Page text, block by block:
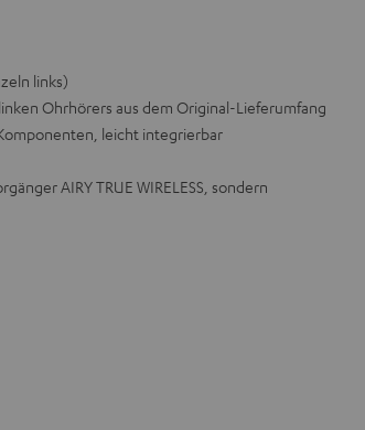
links)
Ohrhörers aus dem Original-Lieferumfang
leicht integrierbar
AIRY TRUE WIRELESS, sondern